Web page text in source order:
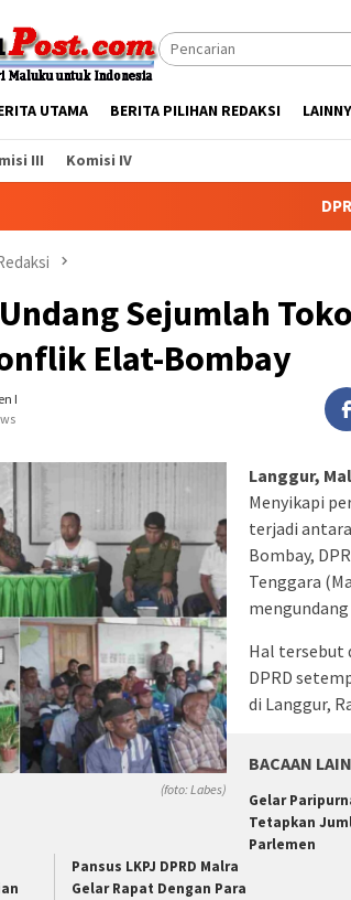
UTAMA BERITA PILIHAN REDAKSI
III Komisi IV
DPRD Desak
Sejumlah
Elat-Bombay
I
(foto: Labes)
Langgur,
Menyikapi
terjadi
Bombay,
Tenggara
Hal tersebut
DPRD
di Langgur,
BACAAN
Gelar
Tetapkan
Parlemen
Pansus LKPJ DPRD Malra
Gelar Rapat Dengan Para